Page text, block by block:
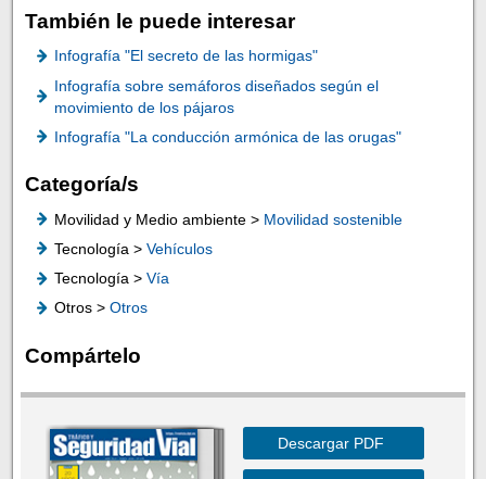
También le puede interesar
Infografía "El secreto de las hormigas"
Infografía sobre semáforos diseñados según el
movimiento de los pájaros
Infografía "La conducción armónica de las orugas"
Categoría/s
Movilidad y Medio ambiente > Movilidad sostenible
Tecnología > Vehículos
Tecnología > Vía
Otros > Otros
Compártelo
Descargar PDF